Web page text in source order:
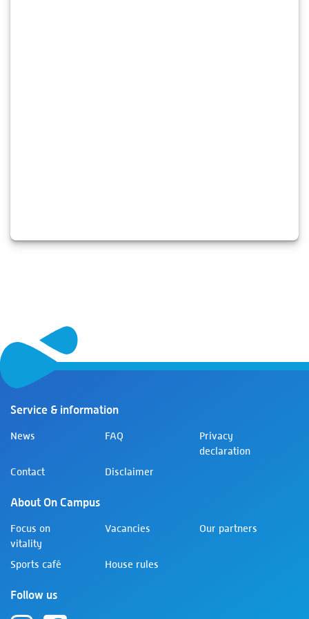
Service & information
News FAQ
Privacy
declaration
Contact
Disclaimer
About On Campus
Focus on
vitality
Vacancies Our partners
Sports café House rules
Follow us